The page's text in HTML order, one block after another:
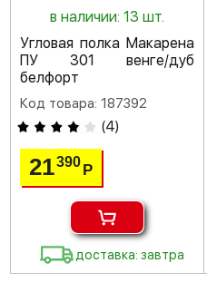
в наличии: 13 шт.
Угловая полка Макарена
ПУ 301 венге/дуб
белфорт
Код товара: 187392
(4)
21390Р
доставка: завтра